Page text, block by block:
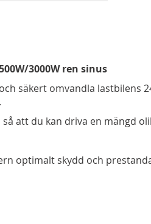
3000W ren sinus
säkert omvandla lastbilens
att du kan driva en mängd
optimalt skydd och